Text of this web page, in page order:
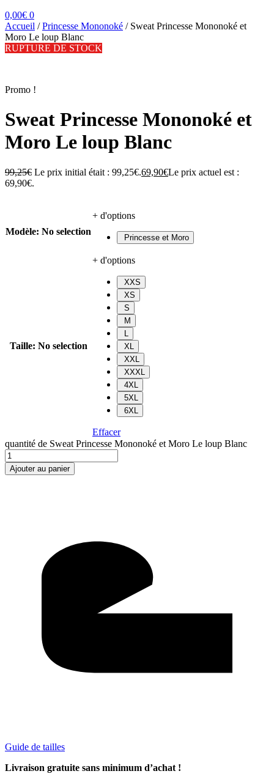
0,00€ 0
Accueil /Princesse Mononoké / Sweat Princesse Mononoké et
Moro Le loup Blanc
RUPTURE DE STOCK
Promo !
Sweat Princesse Mononoké et
Moro Le loup Blanc
99,25€ Le prix initial était : 99,25€.69,90€Le prix actuel est :
69,90€.
Modèle: No selection
+ d'options
Princesse et Moro
Taille: No selection
+ d'options
XXS
XS
S
M
XL
XXL
XXXL
4XL
5XL
6XL
Effacer
quantité de Sweat Princesse Mononoké et Moro Le loup Blanc
Ajouter au panier
Guide de tailles
Livraison gratuite sans minimum d’achat !